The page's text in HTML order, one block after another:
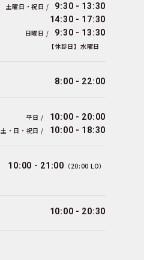
土曜日・祝日 /
9:30 - 13:30
14:30 - 17:30
日曜日 / 9:30 - 13:30
【休診日】水曜日
8:00 - 22:00
平日 / 10:00 - 20:00
土・日・祝日 / 10:00 - 18:30
10:00 - 21:00 （20:00 LO）
10:00 - 20:30